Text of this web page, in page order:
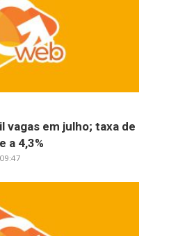
vagas em julho; taxa de
a 4,3%